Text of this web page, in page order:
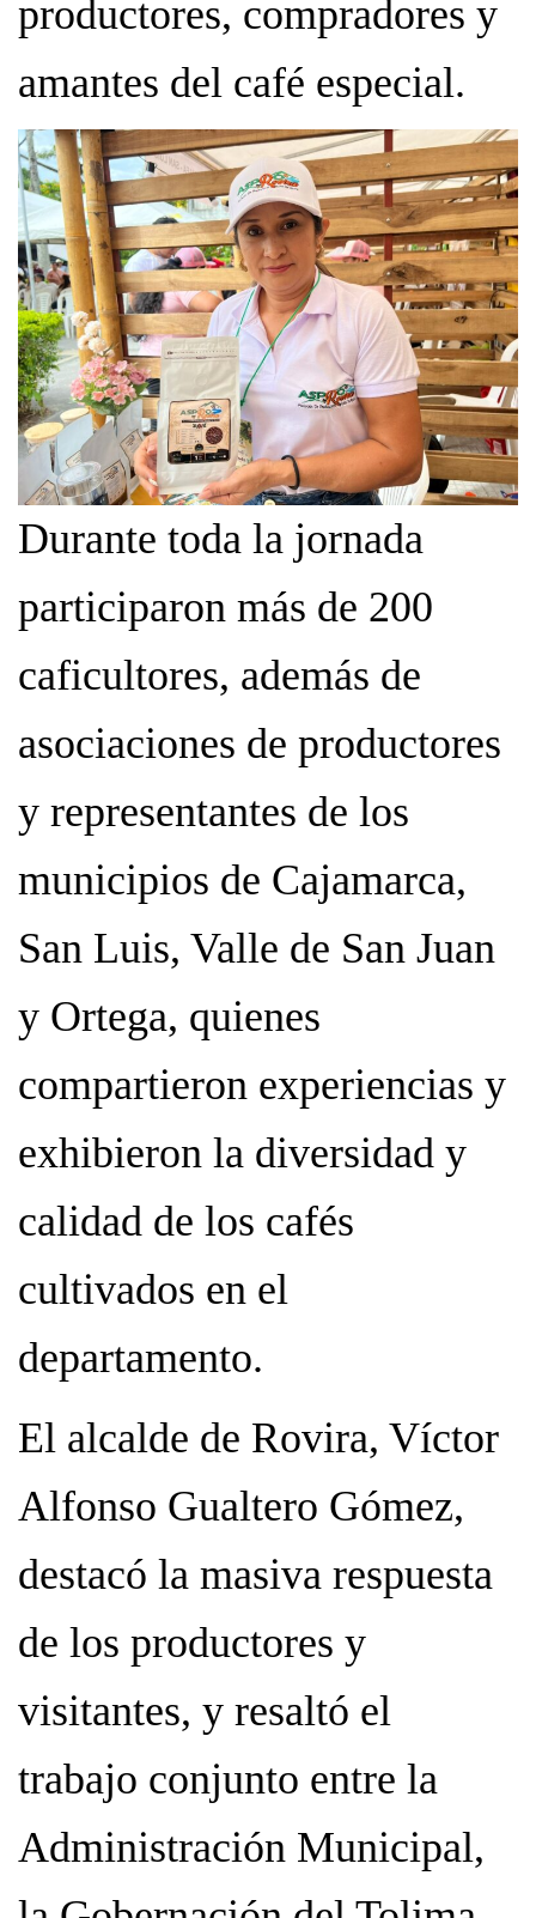
productores, compradores y
amantes del café especial.
Durante toda la jornada
participaron más de 200
caficultores, además de
asociaciones de productores
y representantes de los
municipios de Cajamarca,
San Luis, Valle de San Juan
y Ortega, quienes
compartieron experiencias y
exhibieron la diversidad y
calidad de los cafés
cultivados en el
departamento.
El alcalde de Rovira, Víctor
Alfonso Gualtero Gómez,
destacó la masiva respuesta
de los productores y
visitantes, y resaltó el
trabajo conjunto entre la
Administración Municipal,